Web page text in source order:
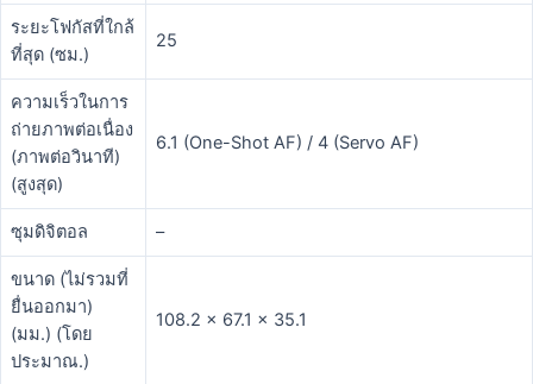
ระยะโฟกัสที่ใกล้
ที่สุด (ซม.)
25
ความเร็วในการ
ถ่ายภาพต่อเนื่อง
(ภาพต่อวินาที)
(สูงสุด)
6.1 (One-Shot AF) / 4 (Servo AF)
ซุมดิจิตอล –
ขนาด (ไม่รวมที่
ยื่นออกมา)
(มม.) (โดย
ประมาณ.)
108.2 x 67.1 x 35.1